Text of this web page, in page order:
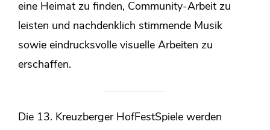
eine Heimat zu finden, Community-Arbeit zu
leisten und nachdenklich stimmende Musik
sowie eindrucksvolle visuelle Arbeiten zu
erschaffen.
Die 13. Kreuzberger HofFestSpiele werden